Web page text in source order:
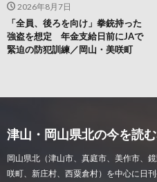
2026年8月7日
「全員、後ろを向け」拳銃持った
強盗を想定 年金支給日前にJAで
緊迫の防犯訓練／岡山・美咲町
津山・岡山県北の今を読
岡山県北（津山市、真庭市、美作市、
咲町、新庄村、西粟倉村）を中心に日